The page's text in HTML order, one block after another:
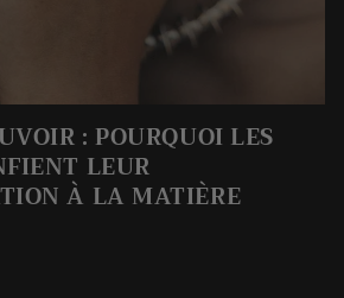
: POURQUOI LES
LEUR
À LA MATIÈRE